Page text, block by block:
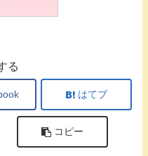
る
はてブ
コピー